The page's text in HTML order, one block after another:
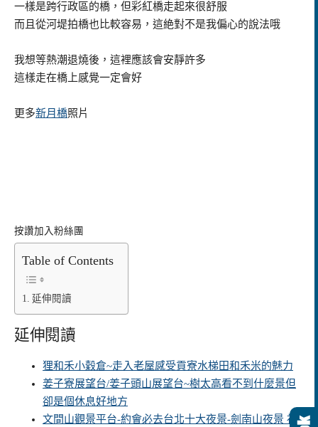
一樣是跨行政區的橋，但彩紅橋走起來很舒服
而且從河堤拍橋也比較容易，這絶對不是我偏心的說法哦
我想等熱潮退燒後，這裡應該會安靜許多
這樣走在橋上感覺一定會好
更多新月橋照片
按讚加入粉絲團
Table of Contents
延伸閱讀
延伸閱讀
狸和禾小穀倉~走入老屋感受貢寮水梯田和禾米的魅力
姜子寮展望台/姜子頭山展望台~樹太高看不到什麼景但
卻是個休息好地方
文間山觀景平台-約會必去台北十大夜景-劍南山夜景 視